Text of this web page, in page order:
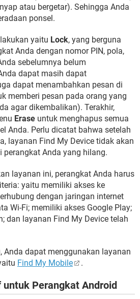
atau bergetar). Sehingga Anda
ponsel.
yaitu Lock, yang berguna
Anda dengan nomor PIN, pola,
sebelumnya belum
dapat masih dapat
dapat menambahkan pesan di
memberi pesan pada orang yang
agar dikembalikan). Terakhir,
Erase untuk menghapus semua
Anda. Perlu dicatat bahwa setelah
layanan Find My Device tidak akan
Anda yang hilang.
layanan ini, perangkat Anda harus
yaitu memiliki akses ke
dengan jaringan internet
Wi-Fi; memiliki akses Google Play;
dan layanan Find My Device telah
Anda dapat menggunakan layanan
Find My Mobile .
Perangkat Android